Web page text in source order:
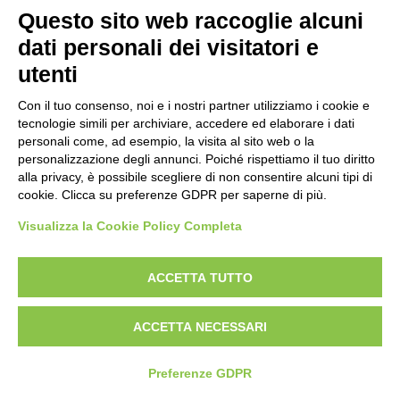
Carabina
Convocazioni atleti
Attività Sportiva
Gruppi di merito
Archivio gruppi di merito
Ranking
Atleti di interesse nazionale
Staff Tecnico
Staff medico
ATLETI AZZURRI
Bench Rest
INTERNAZIONALE
UITS UNIONE ITALIANA TIRO A SEGNO
TEL. 06/87975533 - 06/87975534
Questo sito web raccoglie alcuni
dati personali dei visitatori e
utenti
Con il tuo consenso, noi e i nostri partner utilizziamo i cookie e
tecnologie simili per archiviare, accedere ed elaborare i dati
personali come, ad esempio, la visita al sito web o la
personalizzazione degli annunci. Poiché rispettiamo il tuo diritto
alla privacy, è possibile scegliere di non consentire alcuni tipi di
cookie. Clicca su preferenze GDPR per saperne di più.
Visualizza la Cookie Policy Completa
ACCETTA TUTTO
ACCETTA NECESSARI
Preferenze GDPR